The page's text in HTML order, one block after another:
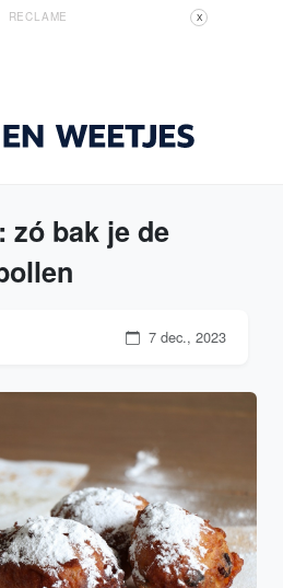
RECLAME X
zó bak je de
7 dec., 2023